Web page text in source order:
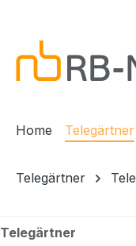
Home Telegärtner
Telegärtner
Telegärtner